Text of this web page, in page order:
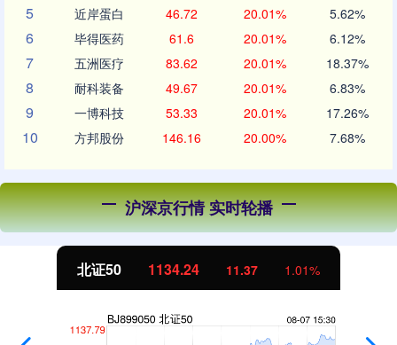
5 近岸蛋白 46.72 20.01% 5.62%
6 毕得医药 61.6 20.01% 6.12%
7 五洲医疗 83.62 20.01% 18.37%
8 耐科装备 49.67 20.01% 6.83%
9 一博科技 53.33 20.01% 17.26%
10 方邦股份 146.16 20.00% 7.68%
沪深京行情 实时轮播
创业板指 3563.12 47.56 1.35%